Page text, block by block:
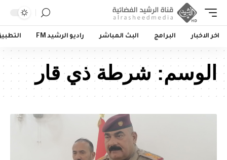
اخر الاخبار البرامج البث المباشر راديو الرشيد FM
الوسم: شرطة ذي قار